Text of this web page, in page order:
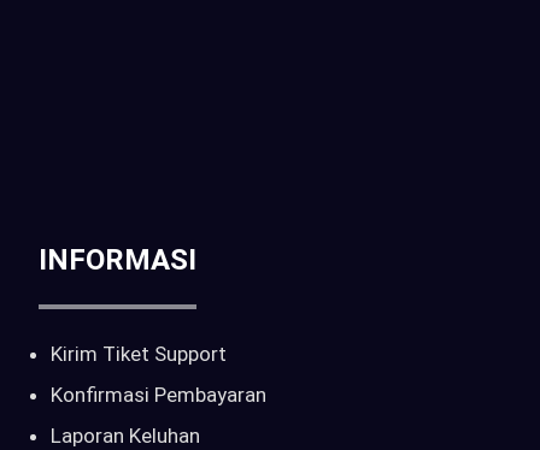
INFORMASI
Kirim Tiket Support
Konfirmasi Pembayaran
Laporan Keluhan